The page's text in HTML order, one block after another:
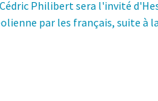
Philibert sera l'invité
par les français, suite à